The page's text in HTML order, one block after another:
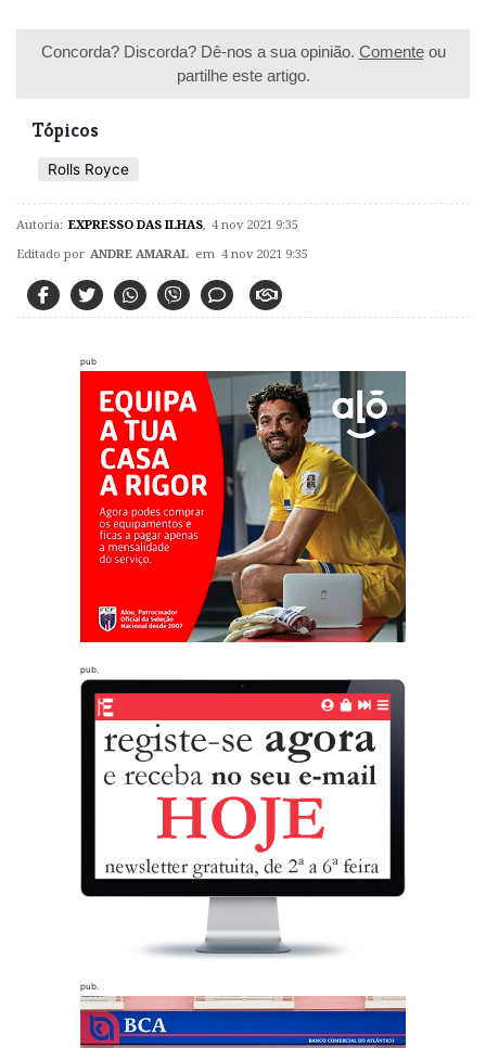
Concorda? Discorda? Dê-nos a sua opinião. Comenteou
partilhe este artigo.
Tópicos
Rolls Royce
Autoria: EXPRESSO DAS ILHAS 4 nov 2021 9:35
Editado por ANDRE AMARAL em 4 nov 2021 9:35
pub
pub.
pub.